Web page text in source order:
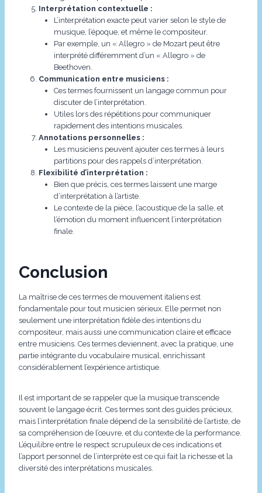
Interprétation contextuelle :
L’interprétation exacte peut varier selon le style de
musique, l’époque, et même le compositeur.
Par exemple, un « Allegro » de Mozart peut être
interprété différemment d’un « Allegro » de
Beethoven.
Communication entre musiciens :
Ces termes fournissent un langage commun pour
discuter de l’interprétation.
Utiles lors des répétitions pour communiquer
rapidement des intentions musicales.
Annotations personnelles :
Les musiciens peuvent ajouter ces termes à leurs
partitions pour des rappels d’interprétation.
Flexibilité d’interprétation :
Bien que précis, ces termes laissent une marge
d’interprétation à l’artiste.
Le contexte de la pièce, l’acoustique de la salle, et
l’émotion du moment influencent l’interprétation
finale.
Conclusion
La maîtrise de ces termes de mouvement italiens est
fondamentale pour tout musicien sérieux. Elle permet non
seulement une interprétation fidèle des intentions du
compositeur, mais aussi une communication claire et efficace
entre musiciens. Ces termes deviennent, avec la pratique, une
partie intégrante du vocabulaire musical, enrichissant
considérablement l’expérience artistique.
Il est important de se rappeler que la musique transcende
souvent le langage écrit. Ces termes sont des guides précieux,
mais l’interprétation finale dépend de la sensibilité de l’artiste, de
sa compréhension de l’œuvre, et du contexte de la performance.
L’équilibre entre le respect scrupuleux de ces indications et
l’apport personnel de l’interprète est ce qui fait la richesse et la
diversité des interprétations musicales.